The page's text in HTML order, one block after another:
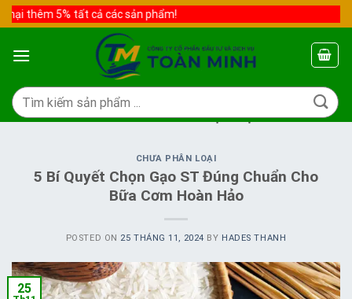
Skip
to
content
thêm 5% tất cả các sản phẩm!
Tìm
kiếm:
TAG ARCHIVES:CÁCH CHỌN GẠO ST25
CHƯA PHÂN LOẠI
5 Bí Quyết Chọn Gạo ST Đúng Chuẩn Cho
Bữa Cơm Hoàn Hảo
POSTED ON 25 THÁNG 11, 2024 BY HADES THANH
25